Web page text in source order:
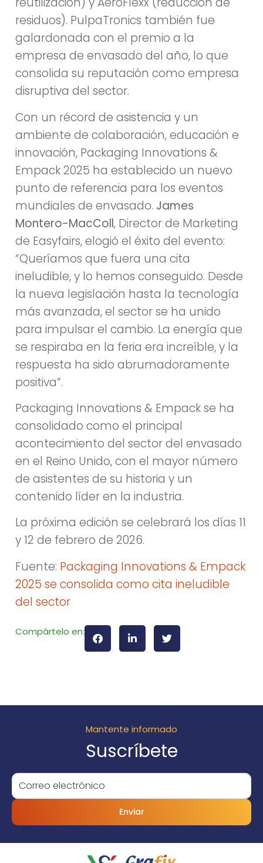
residuos). PulpaTronics también fue
galardonada con el premio a la
empresa de envasado del año, lo que
consolida su reputación como empresa
disruptiva del sector.
Con un récord de asistencia y un
ambiente de colaboración, educación e
innovación, Packaging Innovations &
Empack 2025 ha establecido un nuevo
punto de referencia para los eventos
mundiales de envasado. James
Montero-MacColl, Director de Marketing
de Easyfairs, elogió el éxito del evento:
“Queríamos que fuera una cita
ineludible, y lo hemos conseguido. Desde
la nueva legislación hasta la tecnología
más avanzada, el sector se ha unido
para impulsar el cambio. La energía que
se respiraba en la feria era increíble, y la
respuesta ha sido abrumadoramente
positiva”.
Packaging Innovations & Empack se ha
consolidado como el principal
acontecimiento del sector del envasado
en el Reino Unido, con el mayor número
de asistentes de su historia y un
contenido líder en la industria.
La próxima edición se celebrará los días 11
y 12 de febrero de 2026.
Fuente: Packaging Innovations & Empack
2025 se consolida como cita ineludible
del sector
Compártelo en:
Mantente informado
Suscríbete
Enviar